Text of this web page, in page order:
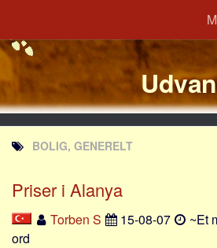
Portal
Udvandrerne.dk
Utvandrerne.no
Utvandrarna.se
Tyskland.dk
England.dk
JLKM.dk
BOLIG, GENERELT
Priser i Alanya
Torben S 15-08-07
~Et
ord